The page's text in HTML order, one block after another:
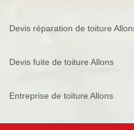
Devis réparation de toiture
Devis fuite de toiture Allons
Entreprise de toiture Allons